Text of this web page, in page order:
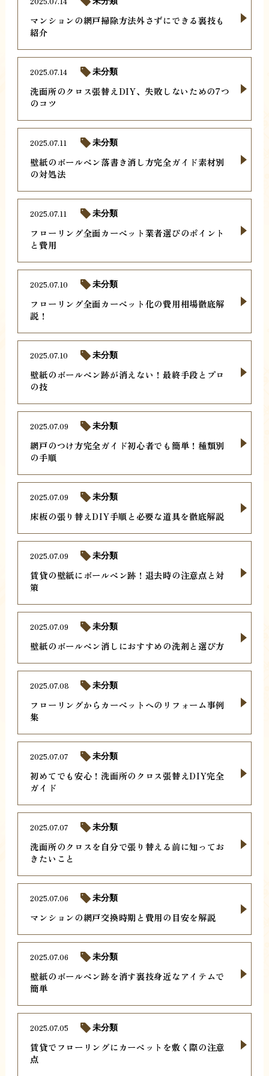
マンションの網戸掃除方法外さずにできる裏技も
紹介
洗面所のクロス張替えDIY、失敗しないための7つ
のコツ
2025.07.14 未分類
壁紙のボールペン落書き消し方完全ガイド素材別
の対処法
2025.07.11 未分類
フローリング全面カーペット業者選びのポイント
と費用
2025.07.11 未分類
フローリング全面カーペット化の費用相場徹底解
説！
2025.07.10 未分類
壁紙のボールペン跡が消えない！最終手段とプロ
の技
2025.07.10 未分類
網戸のつけ方完全ガイド初心者でも簡単！種類別
の手順
2025.07.09 未分類
床板の張り替えDIY手順と必要な道具を徹底解説
2025.07.09 未分類
賃貸の壁紙にボールペン跡！退去時の注意点と対
策
2025.07.09 未分類
壁紙のボールペン消しにおすすめの洗剤と選び方
2025.07.09 未分類
フローリングからカーペットへのリフォーム事例
集
2025.07.08 未分類
初めてでも安心！洗面所のクロス張替えDIY完全
ガイド
2025.07.07 未分類
洗面所のクロスを自分で張り替える前に知ってお
きたいこと
2025.07.07 未分類
マンションの網戸交換時期と費用の目安を解説
2025.07.06 未分類
壁紙のボールペン跡を消す裏技身近なアイテムで
簡単
2025.07.06 未分類
賃貸でフローリングにカーペットを敷く際の注意
点
2025.07.05 未分類